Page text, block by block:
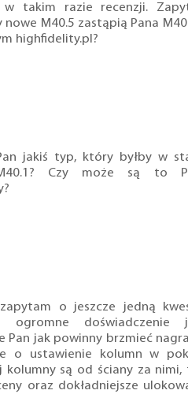
takim razie recenzji.
nowe M40.5 zastąpią Pana
highfidelity.pl?
jakiś typ, który byłby w
Czy może są to
o jeszcze jedną
ogromne doświadczenie
Pan jak powinny brzmieć
o ustawienie kolumn w
kolumny są od ściany za nimi,
oraz dokładniejsze